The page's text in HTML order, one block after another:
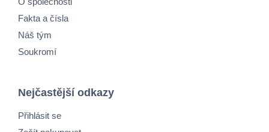
Fakta a čísla
Náš tým
Soukromí
Nejčastější odkazy
Přihlásit se